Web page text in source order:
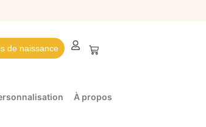
de naissance
À propos